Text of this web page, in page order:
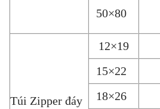
50×80
Túi Zipper đáy
12×19
15×22
18×26